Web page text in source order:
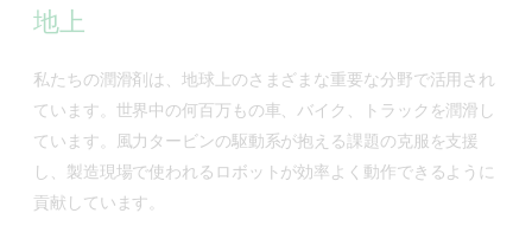
地上
私たちの潤滑剤は、地球上のさまざまな重要な分野で活用され
ています。世界中の何百万もの車、バイク、トラックを潤滑し
ています。風力タービンの駆動系が抱える課題の克服を支援
し、製造現場で使われるロボットが効率よく動作できるように
貢献しています。